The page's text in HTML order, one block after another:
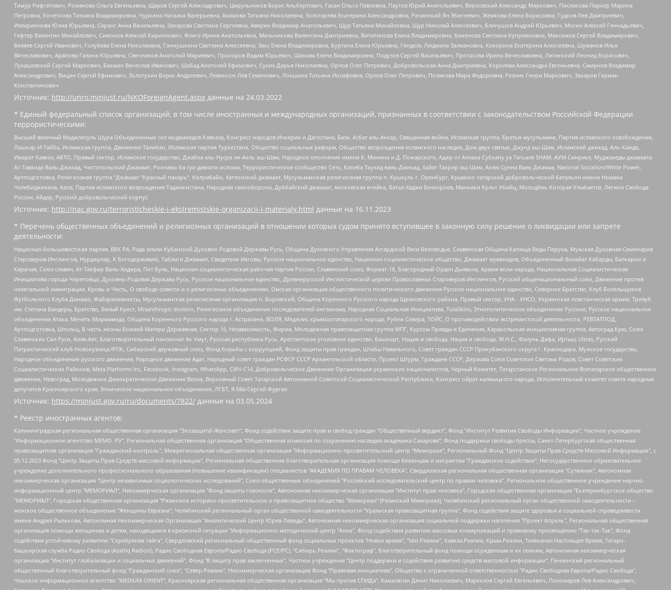
Тимур Рифгатович, Романова Ольга Евгеньевна, Щаров Сергей Алексадрович, Цирульников Борис Альбертович, Гасан Ольга Павловна, Паутов Юрий Анатольевич, Верховский Александр Маркович, Пислакова-Паркер Марина
Петровна, Кочеткова Татьяна Владимировна, Чуркина Наталья Валерьевна, Акимова Татьяна Николаевна, Золотарева Екатерина Александровна, Рачинский Ян Збигневич, Жемкова Елена Борисовна, Гудков Лев Дмитриевич,
Илларионова Юлия Юрьевна, Саранг Анна Васильевна, Захарова Светлана Сергеевна, Аверин Владимир Анатольевич, Щур Татьяна Михайловна, Щур Николай Алексеевич, Блинушов Андрей Юрьевич, Мосин Алексей Геннадьевич,
Гефтер Валентин Михайлович, Симонов Алексей Кириллович, Флиге Ирина Анатольевна, Мельникова Валентина Дмитриевна, Вититинова Елена Владимировна, Баженова Светлана Куприяновна, Максимов Сергей Владимирович,
Беляев Сергей Иванович, Голубева Елена Николаевна, Ганнушкина Светлана Алексеевна, Закс Елена Владимировна, Буртина Елена Юрьевна, Гендель Людмила Залмановна, Кокорина Екатерина Алексеевна, Шуманов Илья
Вячеславович, Арапова Галина Юрьевна, Свечников Анатолий Мариевич, Прохоров Вадим Юрьевич, Шахова Елена Владимировна, Подузов Сергей Васильевич, Протасова Ирина Вячеславовна, Литинский Леонид Борисович,
Лукашевский Сергей Маркович, Бахмин Вячеслав Иванович, Шабад Анатолий Ефимович, Сухих Дарья Николаевна, Орлов Олег Петрович, Добровольская Анна Дмитриевна, Королева Александра Евгеньевна, Смирнов Владимир
Александрович, Вицин Сергей Ефимович, Золотухин Борис Андреевич, Левинсон Лев Семенович, Локшина Татьяна Иосифовна, Орлов Олег Петрович, Полякова Мара Федоровна, Резник Генри Маркович, Захаров Герман
Константинович
Источник: http://unro.minjust.ru/NKOForeignAgent.aspx данные на 24.03.2022
* Единый федеральный список организаций, в том числе иностранных и международных организаций, признанных в соответствии с законодательством Российской Федерации
террористическими:
Высший военный Маджлисуль Шура Объединенных сил моджахедов Кавказа, Конгресс народов Ичкерии и Дагестана, База, Асбат аль-Ансар, Священная война, Исламская группа, Братья-мусульмане, Партия исламского освобождения,
Лашкар-И-Тайба, Исламская группа, Движение Талибан, Исламская партия Туркестана, Общество социальных реформ, Общество возрождения исламского наследия, Дом двух святых, Джунд аш-Шам, Исламский джихад, Аль-Каида,
Имарат Кавказ, АБТО, Правый сектор, Исламское государство, Джабха аль-Нусра ли-Ахль аш-Шам, Народное ополчение имени К. Минина и Д. Пожарского, Аджр от Аллаха Субхану уа Тагьаля SHAM, АУМ Синрике, Муджахеды джамаата
Ат-Тавхида Валь-Джихад, Чистопольский Джамаат, Рохнамо ба суи давлати исломи, Террористическое сообщество Сеть, Катиба Таухид валь-Джихад, Хайят Тахрир аш-Шам, Ахлю Сунна Валь Джамаа, National Socialism/White Power,
Артподготовка, Религиозная группа “Джамаат “Красный пахарь”, Колумбайн, Хатлонский джамаат, Мусульманская религиозная группа п. Кушкуль г. Оренбург, Крымско-татарский добровольческий батальон имени Номана
Челебиджихана, Азов, Партия исламского возрождения Таджикистана, Народная самооборона, Дуббайский джамаат, московская ячейка, Батал-Хаджи Белхороев, Маньяки Культ Убийц, Молодёжь Которая Улыбается, Легион Свобода
России, Айдар, Русский добровольческий корпус
Источник: http://nac.gov.ru/terroristicheskie-i-ekstremistskie-organizacii-i-materialy.html данные на 16.11.2023
* Перечень общественных объединений и религиозных организаций в отношении которых судом принято вступившее в законную силу решение о ликвидации или запрете
деятельности:
Национал-большевистская партия, ВЕК РА, Рада земли Кубанской Духовно Родовой Державы Русь, Община Духовного Управления Асгардской Веси Беловодья, Славянская Община Капища Веды Перуна, Мужская Духовная Семинария
Староверов-Инглингов, Нурджулар, К Богодержавию, Таблиги Джамаат, Свидетели Иеговы, Русское национальное единство, Национал-социалистическое общество, Джамаат мувахидов, Объединенный Вилайат Кабарды, Балкарии и
Карачая, Союз славян, Ат-Такфир Валь-Хиджра, Пит Буль, Национал-социалистическая рабочая партия России, Славянский союз, Формат-18, Благородный Орден Дьявола, Армия воли народа, Национальная Социалистическая
Инициатива города Череповца, Духовно-Родовая Держава Русь, Русское национальное единство, Древнерусской Инглистической церкви Православных Староверов-Инглингов, Русский общенациональный союз, Движение против
нелегальной иммиграции, Кровь и Честь, О свободе совести и о религиозных объединениях, Омская организация общественного политического движения Русское национальное единство, Северное Братство, Клуб Болельщиков
Футбольного Клуба Динамо, Файзрахманисты, Мусульманская религиозная организация п. Боровский, Община Коренного Русского народа Щелковского района, Правый сектор, УНА - УНСО, Украинская повстанческая армия, Тризуб
им. Степана Бандеры, Братство, Белый Крест, Misanthropic division, Религиозное объединение последователей инглиизма, Народная Социальная Инициатива, TulaSkins, Этнополитическое объединение Русские, Русское национальное
объединение Атака, Мечеть Мирмамеда, Община Коренного Русского народа г. Астрахани, ВОЛЯ, Меджлис крымскотатарского народа, Рубеж Севера, ТОЙС, О противодействии экстремистской деятельности, РЕВТАТПОД,
Артподготовка, Штольц, В честь иконы Божией Матери Державная, Сектор 16, Независимость, Фирма, Молодежная правозащитная группа МПГ, Курсом Правды и Единения, Каракольская инициативная группа, Автоград Крю, Союз
Славянских Сил Руси, Алля-Аят, Благотворительный пансионат Ак Умут, Русская республика Русь, Арестантское уголовное единство, Башкорт, Нация и свобода, Нация и свобода, W.H.С., Фалунь Дафа, Иртыш Ultras, Русский
Патриотический клуб-Новокузнецк/РПК, Сибирский державный союз, Фонд борьбы с коррупцией, Фонд защиты прав граждан, Штабы Навального, Совет граждан СССР Прикубанского округа г. Краснодара, Мужское государство,
Народное объединение русского движения, Народное движение Адат, Народный совет граждан РСФСР СССР Архангельской области, Проект Штурм, Граждане СССР, Держава Союз Советских Светлых Родов, Совет Советских
Социалистических Районов, Meta Platforms Inc, Facebook, Instagram, WhatsApp, СИЧ-С14, Добровольческое Движение Организации украинских националистов, Черный Комитет, Татарстанское Региональное Всетатарское общественное
движение, Невоград, Молодежное Демократическое Движение Весна, Верховный Совет Татарской Автономной Советской Социалистической Республики, Конгресс ойрат-калмыцкого народа, Исполнительный комитет совета народных
депутатов Красноярского края, Этническое национальное объединение, ЛГБТ, Я.МЫ Сергей Фургал
Источник: https://minjust.gov.ru/ru/documents/7822/ данные на 03.05.2024
* Реестр иностранных агентов:
Калининградская региональная общественная организация "Экозащита!-Женсовет", Фонд содействия защите прав и свобод граждан "Общественный вердикт", Фонд "Институт Развития Свободы Информации", Частное учреждение "Информационное агентство МЕМО. РУ", Региональная общественная организация "Общественная комиссия по сохранению наследия академика Сахарова", Фонд поддержки свободы прессы, Санкт-Петербургская общественная правозащитная организация "Гражданский контроль", Межрегиональная общественная организация "Информационно-просветительский центр "Мемориал", Региональный Фонд "Центр Защиты Прав Средств Массовой Информации", с 05.12.2023 Фонд "Центр Защиты Прав Средств массовой информации", Региональная общественная благотворительная организация помощи беженцам и мигрантам "Гражданское содействие", Негосударственное образовательное учреждение дополнительного профессионального образования (повышение квалификации) специалистов "АКАДЕМИЯ ПО ПРАВАМ ЧЕЛОВЕКА", Свердловская региональная общественная организация "Сутяжник", Автономная некоммерческая организация "Центр независимых социологических исследований", Союз общественных объединений "Российский исследовательский центр по правам человека", Региональное общественное учреждение научно-информационный центр "МЕМОРИАЛ", Некоммерческая организация "Фонд защиты гласности", Автономная некоммерческая организация "Институт прав человека", Городская общественная организация "Екатеринбургское общество "МЕМОРИАЛ", Городская общественная организация "Рязанское историко-просветительское и правозащитное общество "Мемориал" (Рязанский Мемориал), Челябинский региональный орган общественной самодеятельности – женское общественное объединение "Женщины Евразии", Челябинский региональный орган общественной самодеятельности "Уральская правозащитная группа", Фонд содействия защите здоровья и социальной справедливости имени Андрея Рылькова, Автономная Некоммерческая Организация "Аналитический Центр Юрия Левады", Автономная некоммерческая организация социальной поддержки населения "Проект Апрель", Региональная общественная организация помощи женщинам и детям, находящимся в кризисной ситуации "Информационно-методический центр "Анна", Фонд содействия развитию массовых коммуникаций и правовому просвещению "Так-так-Так", Фонд содействия устойчивому развитию "Серебряная тайга", Свердловский региональный общественный фонд социальных проектов "Новое время", "Idel.Реалии", Кавказ.Реалии, Крым.Реалии, Телеканал Настоящее Время, Татаро-башкирская служба Радио Свобода (Azatliq Radiosi), Радио Свободная Европа/Радио Свобода (PCE/PC), "Сибирь.Реалии", "Фактограф", Благотворительный фонд помощи осужденным и их семьям, Автономная некоммерческая организация "Институт глобализации и социальных движений", Фонд "В защиту прав заключенных", Частное учреждение "Центр поддержки и содействия развитию средств массовой информации", Пензенский региональный общественный благотворительный фонд "Гражданский союз", "Север.Реалии", Некоммерческая организация Фонд "Правовая инициатива", Общество с ограниченной ответственностью "Радио Свободная Европа/Радио Свобода", Чешское информационное агентство "MEDIUM-ORIENT", Красноярская региональная общественная организация "Мы против СПИДа", Камалягин Денис Николаевич, Маркелов Сергей Евгеньевич, Пономарев Лев Александрович, Савицкая Людмила Алексеевна, Автономная некоммерческая организация "Центр по работе с проблемой насилия "НАСИЛИЮ.НЕТ", Межрегиональный профессиональный союз работников здравоохранения "Альянс врачей", Юридическое лицо, зарегистрированное в Латвийской Республике, SIA "Medusa Project" (регистрационный номер 40103797863, дата регистрации 10.06.2014), Некоммерческая организация "Фонд по борьбе с коррупцией", Автономная некоммерческая организация "Институт права и публичной политики", Баданин Роман Сергеевич, Гликин Максим Александрович, Железнова Мария Михайловна, Лукьянова Юлия Сергеевна, Маетная Елизавета Витальевна, Маняхин Петр Борисович, Чуракова Ольга Владимировна, Ярош Юлия Петровна, Юридическое лицо "The Insider SIA", зарегистрированное в Риге, Латвийская Республика (дата регистрации 26.06.2015), являющееся администратором доменного имени интернет-издания "The Insider SIA", https://theins.ru, Постернак Алексей Евгеньевич, Рубин Михаил Аркадьевич, Анин Роман Александрович, Юридическое лицо Istories fonds, зарегистрированное в Латвийской Республике (регистрационный номер 50008295751, дата регистрации 24.02.2020), Великовский Дмитрий Александрович, Долинина Ирина Николаевна, Мароховская Алеся Алексеевна, Шлейнов Роман Юрьевич, Шмагун Олеся Валентиновна, Общество с ограниченной ответственностью "Альтаир 2021", Общество с ограниченной ответственностью "Вега 2021", Общество с ограниченной ответственностью "Главный редактор 2021", Общество с ограниченной ответственностью "Ромашки монолит", Важенков Артем Валерьевич, Ивановская областная общественная организация "Центр гендерных исследований", Гурман Юрий Альбертович, Медиапроект "ОВД-Инфо", Егоров Владимир Владимирович, Жилинский Владимир Александрович, Общество с ограниченной ответственностью "ЗП", Иванова София Юрьевна, Карезина Инна Павловна, Кильтау Екатерина Викторовна, Петров Алексей Викторович, Пискунов Сергей Евгеньевич, Смирнов Сергей Сергеевич, Тихонов Михаил Сергеевич, Общество с ограниченной ответственностью "ЖУРНАЛИСТ-ИНОСТРАННЫЙ АГЕНТ", Арапова Галина Юрьевна, Вольтская Татьяна Анатольевна, Американская компания "Mason G.E.S. Anonymous Foundation" (США), являющаяся владельцем интернет-издания https://mnews.world/, Компания "Stichting Bellingcat", зарегистрированная в Нидерландах (дата регистрации 11.07.2018), Захаров Андрей Вячеславович, Клепиковская Екатерина Дмитриевна, Общество с ограниченной ответственностью "МЕМО", Перл Роман Александрович, Симонов Евгений Алексеевич, Соловьева Елена Анатольевна, Сотников Даниил Владимирович, Сурначева Елизавета Дмитриевна, Автономная некоммерческая организация по защите прав человека и информированию населения "Якутия – Наше Мнение", Общество с ограниченной ответственностью "Москоу диджитал медиа", с 26.01.2023 Общество с ограниченной ответственностью "Чайка Белые сады", Ветошкина Валерия Валерьевна, Заговора Максим Александрович, Межрегиональное общественное движение "Российская ЛГБТ - сеть", Оленичев Максим Владимирович, Павлов Иван Юрьевич, Скворцова Елена Сергеевна, Общество с ограниченной ответственностью "Как бы инагент", Кочетков Игорь Викторович, Общество с ограниченной ответственностью "Честные выборы", Еланчик Олег Александрович, Общество с ограниченной ответственностью "Нобелевский призыв", Гималова Регина Эмилевна, Григорьев Андрей Валерьевич, Григорьева Алина Александровна, Ассоциация по содействию защите прав призывников, альтернативнослужащих и военнослужащих "Правозащитная группа "Гражданин.Армия.Право", Хисамова Регина Фаритовна, Автономная некоммерческая организация по реализации социально-правовых программ "Лилит", Дальневосточное общественное движение "Маяк", Санкт-Петербургская ЛГБТ-инициативная группа "Выход", Инициативная группа ЛГБТ+ "Реверс", Алексеев Андрей Викторович, Бекбулатова Таисия Львовна, Беляев Иван Михайлович, Владыкина Елена Сергеевна, Гельман Марат Александрович, Никульшина Вероника Юрьевна, Толоконникова Надежда Андреевна, Шендерович Виктор Анатольевич, Общество с ограниченной ответственностью "Данное сообщение", Общество с ограниченной ответственностью Издательский дом "Новая глава", Айнбиндер Александра Александровна, Московский комьюнити-центр для ЛГБТ+инициатив, Благотворительный фонд развития филантропии, Deutsche Welle (Германия, Kurt-Schumacher-Strasse 3, 53113 Bonn), Борзунова Мария Михайловна, Воробьев Виктор Викторович, Голубева Анна Львовна, Константинова Алла Михайловна, Малкова Ирина Владимировна, Мурадов Мурад Абдулгалимович, Осетинская Елизавета Николаевна, Понасенков Евгений Николаевич, Ганапольский Матвей Юрьевич, Киселев Евгений Алексеевич, Борухович Ирина Григорьевна, Дремин Иван Тимофеевич, Дубровский Дмитрий Викторович, Красноярская региональная общественная организация поддержки и развития альтернативных образовательных технологий и межкультурных коммуникаций "ИНТЕРРА", Маяковская Екатерина Алексеевна, Фейгин Марк Захарович, Филимонов Андрей Викторович, Дзугкоева Регина Николаевна, Доброхотов Роман Александрович, Дудь Юрий Александрович, Елкин Сергей Владимирович, Кругликов Кирилл Игоревич, Сабунаева Мария Леонидовна, Семенов Алексей Владимирович, Шаинян Карен Багратович, Шульман Екатерина Михайловна, Асафьев Артур Валерьевич, Вахштайн Виктор Семенович, Венедиктов Алексей Алексеевич, Лушникова Екатерина Евгеньевна, Волков Леонид Михайлович, Невзоров Александр Глебович, Пархоменко Сергей Борисович, Сироткин Ярослав Николаевич, Кара-Мурза Владимир Владимирович, Баранова Наталья Владимировна, Гозман Леонид Яковлевич, Кагарлицкий Борис Юльевич, Климарев Михаил Валерьевич, Милов Владимир Станиславович, Автономная некоммерческая организация Краснодарский центр современного искусства "Типография", Моргенштерн Алишер Тагирович, Соболь Любовь Эдуардовна, Общество с ограниченной ответственностью "ЛИЗА НОРМ", Каспаров Гарри Кимович, Ходорковский Михаил Борисович, Общество с ограниченной ответственностью "Апрельские тезисы", Данилович Ирина Брониславовна, Кашин Олег Владимирович, Петров Николай Владимирович, Пивоваров Алексей Владимирович, Соколов Михаил Владимирович, Цветкова Юлия Владимировна, Чичваркин Евгений Александрович, Комитет против пыток/Команда против пыток, Общество с ограниченной ответственностью "Первый научный", Общество с ограниченной ответственностью "Вертолет и ко", Белоцерковская Вероника Борисовна, Кац Максим Евгеньевич, Лазарева Татьяна Юрьевна, Шаведдинов Руслан Табризович, Яшин Илья Валерьевич, Общество с ограниченной ответственностью "Иноагент ААВ", Алешковский Дмитрий Петрович, Альбац Евгения Марковна, Быков Дмитрий Львович, Галямина Юлия Евгеньевна, Лойко Сергей Леонидович, Мартынов Кирилл Константинович, Медведев Сергей Александрович, Крашенинников Федор Геннадиевич, Гордеева Катерина Вл